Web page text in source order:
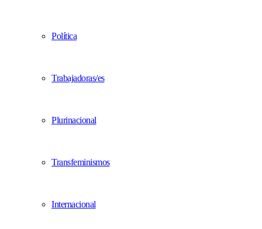
Política
Trabajadoras/es
Plurinacional
Transfeminismos
Internacional